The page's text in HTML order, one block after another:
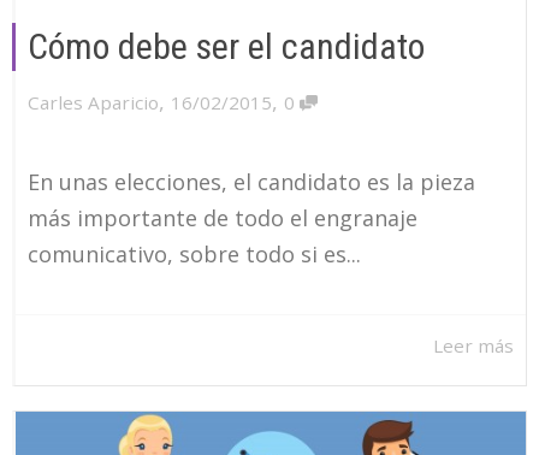
Cómo debe ser el candidato
Carles Aparicio, 16/02/2015, 0
En unas elecciones, el candidato es la pieza
más importante de todo el engranaje
comunicativo, sobre todo si es...
Leer más